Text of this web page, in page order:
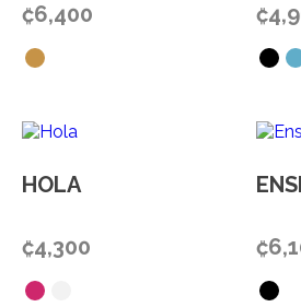
₡6,400 ₡
HOLA
₡4,300 ₡